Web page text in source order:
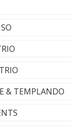
& TEMPLANDO